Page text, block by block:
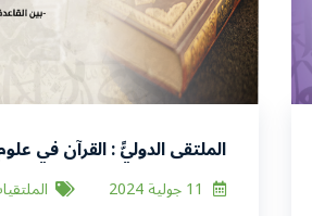
الملتقى الدوليًّ : القرآن في
القاعدة اللّغويّة والخصوصيّة